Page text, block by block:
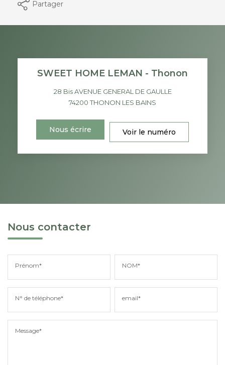
Partager
SWEET HOME LEMAN - Thonon
28 Bis AVENUE GENERAL DE GAULLE
74200THONON LES BAINS
Nous écrire Voir le numéro
Nous contacter
Prénom* NOM*
N° de téléphone* email*
Message*